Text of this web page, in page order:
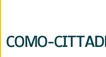
COMO-